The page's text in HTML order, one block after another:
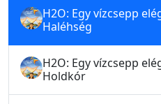
H2O: Egy vízcsepp
Haléhség
H2O: Egy vízcsepp
Holdkór